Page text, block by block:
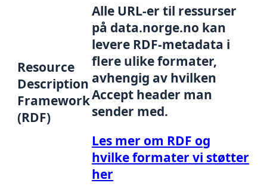
Resource
Description
Framework
(RDF)
Alle URL-er til ressurser
på data.norge.no kan
levere RDF-metadata i
flere ulike formater,
avhengig av hvilken
Accept header man
sender med.
Les mer om RDF og
hvilke formater vi støtter
her